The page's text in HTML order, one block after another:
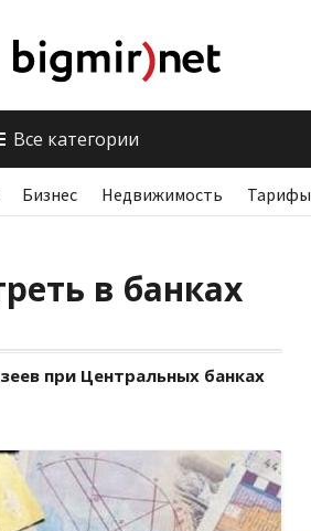
Все категории
Бизнес Недвижимость Тарифы
в банках
при Центральных банках